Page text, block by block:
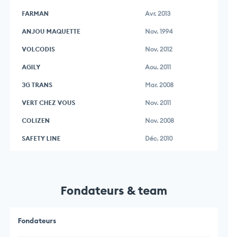
FARMAN Avr. 2013
ANJOU MAQUETTE Nov. 1994
VOLCODIS Nov. 2012
AGILY Aou. 2011
3G TRANS Mar. 2008
VERT CHEZ VOUS Nov. 2011
COLIZEN Nov. 2008
SAFETY LINE Déc. 2010
Fondateurs & team
Fondateurs